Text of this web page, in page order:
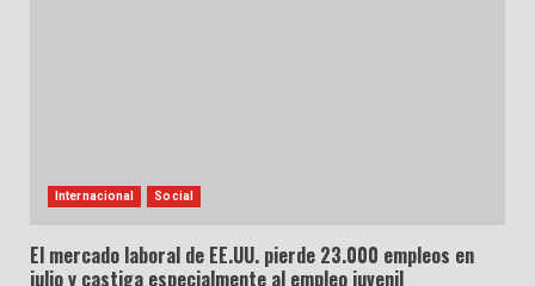
Internacional Social
El mercado laboral de EE.UU. pierde 23.000 empleos en
julio y castiga especialmente al empleo juvenil